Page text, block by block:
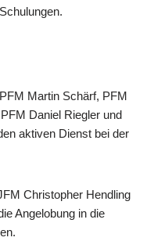
Martin Schärf, PFM
Daniel Riegler und
aktiven Dienst bei der
Christopher Hendling
Angelobung in die